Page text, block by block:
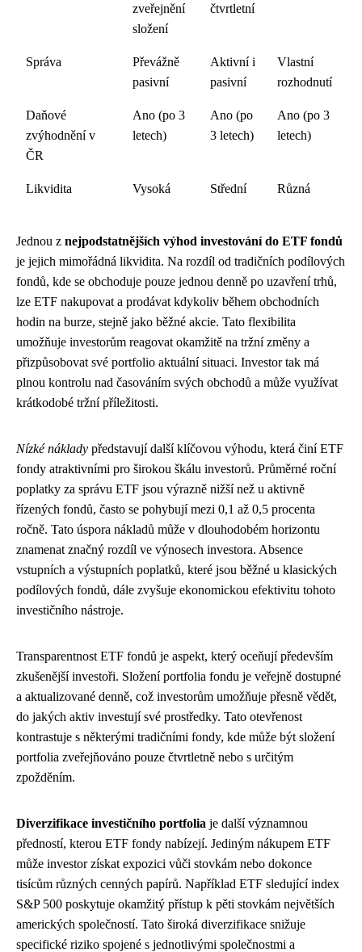
zveřejnění
složení
čtvrtletní
Správa
Převážně
pasivní
Aktivní i
pasivní
Vlastní
rozhodnutí
Daňové
zvýhodnění v
ČR
Ano (po 3
letech)
Ano (po
3 letech)
Ano (po 3
letech)
Likvidita Vysoká Střední Různá
Jednou z nejpodstatnějších výhod investování do ETF fondů
je jejich mimořádná likvidita. Na rozdíl od tradičních podílových
fondů, kde se obchoduje pouze jednou denně po uzavření trhů,
lze ETF nakupovat a prodávat kdykoliv během obchodních
hodin na burze, stejně jako běžné akcie. Tato flexibilita
umožňuje investorům reagovat okamžitě na tržní změny a
přizpůsobovat své portfolio aktuální situaci. Investor tak má
plnou kontrolu nad časováním svých obchodů a může využívat
krátkodobé tržní příležitosti.
Nízké náklady představují další klíčovou výhodu, která činí ETF
fondy atraktivními pro širokou škálu investorů. Průměrné roční
poplatky za správu ETF jsou výrazně nižší než u aktivně
řízených fondů, často se pohybují mezi 0,1 až 0,5 procenta
ročně. Tato úspora nákladů může v dlouhodobém horizontu
znamenat značný rozdíl ve výnosech investora. Absence
vstupních a výstupních poplatků, které jsou běžné u klasických
podílových fondů, dále zvyšuje ekonomickou efektivitu tohoto
investičního nástroje.
Transparentnost ETF fondů je aspekt, který oceňují především
zkušenější investoři. Složení portfolia fondu je veřejně dostupné
a aktualizované denně, což investorům umožňuje přesně vědět,
do jakých aktiv investují své prostředky. Tato otevřenost
kontrastuje s některými tradičními fondy, kde může být složení
portfolia zveřejňováno pouze čtvrtletně nebo s určitým
zpožděním.
Diverzifikace investičního portfolia je další významnou
předností, kterou ETF fondy nabízejí. Jediným nákupem ETF
může investor získat expozici vůči stovkám nebo dokonce
tisícům různých cenných papírů. Například ETF sledující index
S&P 500 poskytuje okamžitý přístup k pěti stovkám největších
amerických společností. Tato široká diverzifikace snižuje
specifické riziko spojené s jednotlivými společnostmi a